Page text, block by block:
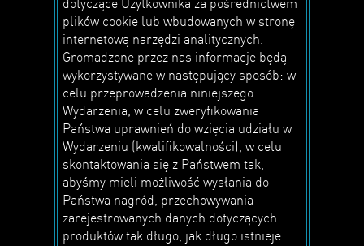
plików cookie lub wbudowanych w stronę
internetową narzędzi analitycznych.
Gromadzone przez nas informacje będą
wykorzystywane w następujący sposób: w
celu przeprowadzenia niniejszego
Wydarzenia, w celu zweryfikowania
Państwa uprawnień do wzięcia udziału w
Wydarzeniu (kwalifikowalności), w celu
skontaktowania się z Państwem tak,
abyśmy mieli możliwość wysłania do
Państwa nagród, przechowywania
zarejestrowanych danych dotyczących
produktów tak długo, jak długo istnieje